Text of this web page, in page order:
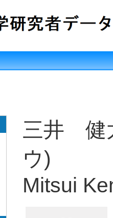
三井 健
ウ)
Mitsui